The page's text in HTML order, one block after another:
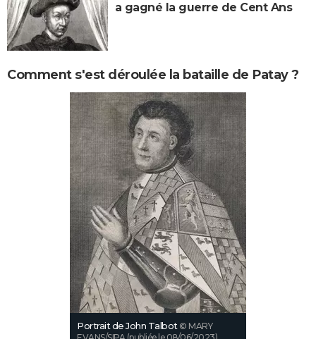
a gagné la guerre de Cent Ans
Comment s'est déroulée la bataille de Patay ?
Portrait de John Talbot © MARY